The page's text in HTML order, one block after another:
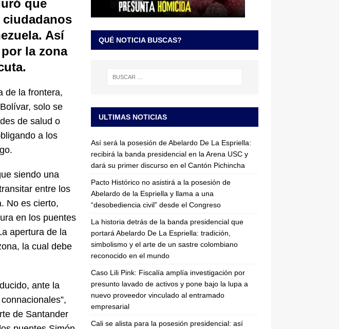
que
Así
la zona
de la frontera,
solo se
de salud o
a los
siendo una
entre los
No es cierto,
en los puentes
apertura de la
la cual debe
ante la
de Santander
QUÉ NOTICIA BUSCAS?
ULTIMAS NOTICIAS
Así será la posesión de Abelardo De La Espriella:
recibirá la banda presidencial en la Arena USC y
dará su primer discurso en el Cantón Pichincha
Pacto Histórico no asistirá a la posesión de
Abelardo de la Espriella y llama a una
“desobediencia civil” desde el Congreso
La historia detrás de la banda presidencial que
portará Abelardo De La Espriella: tradición,
simbolismo y el arte de un sastre colombiano
reconocido en el mundo
Caso Lili Pink: Fiscalía amplía investigación por
presunto lavado de activos y pone bajo la lupa a
nuevo proveedor vinculado al entramado
empresarial
Cali se alista para la posesión presidencial: así